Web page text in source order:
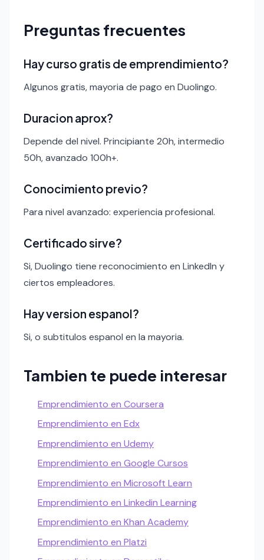
Preguntas frecuentes
Hay curso gratis de emprendimiento?
Algunos gratis, mayoria de pago en Duolingo.
Duracion aprox?
Depende del nivel. Principiante 20h, intermedio
50h, avanzado 100h+.
Conocimiento previo?
Para nivel avanzado: experiencia profesional.
Certificado sirve?
Si, Duolingo tiene reconocimiento en LinkedIn y
ciertos empleadores.
Hay version espanol?
Si, o subtitulos espanol en la mayoria.
Tambien te puede interesar
Emprendimiento en Coursera
Emprendimiento en Edx
Emprendimiento en Udemy
Emprendimiento en Google Cursos
Emprendimiento en Microsoft Learn
Emprendimiento en Linkedin Learning
Emprendimiento en Khan Academy
Emprendimiento en Platzi